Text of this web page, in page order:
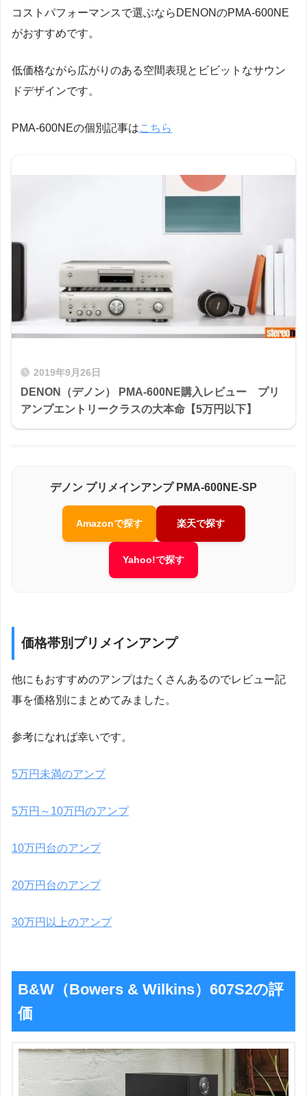
コストパフォーマンスで選ぶならDENONのPMA-600NE
がおすすめです。
低価格ながら広がりのある空間表現とビビットなサウン
ドデザインです。
PMA-600NEの個別記事はこちら
2019年9月26日
DENON（デノン） PMA-600NE購入レビュー プリ
アンプエントリークラスの大本命【5万円以下】
デノン プリメインアンプ PMA-600NE-SP
Amazonで探す 楽天で探す
Yahoo!で探す
価格帯別プリメインアンプ
他にもおすすめのアンプはたくさんあるのでレビュー記
事を価格別にまとめてみました。
参考になれば幸いです。
5万円未満のアンプ
5万円～10万円のアンプ
10万円台のアンプ
20万円台のアンプ
30万円以上のアンプ
B&W（Bowers & Wilkins）607S2の評
価